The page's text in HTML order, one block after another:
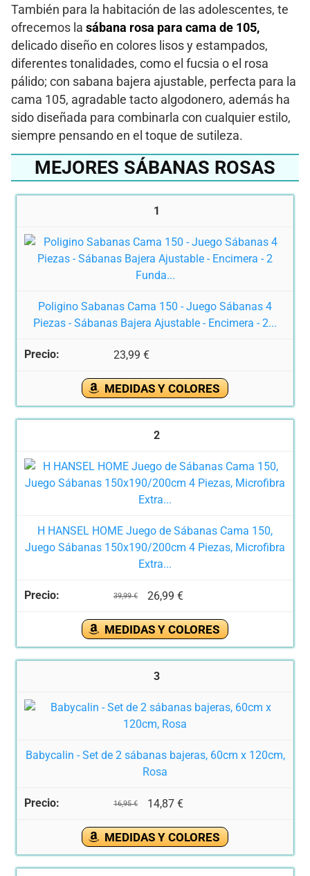
También para la habitación de las adolescentes, te
ofrecemos la sábana rosa para cama de 105,
delicado diseño en colores lisos y estampados,
diferentes tonalidades, como el fucsia o el rosa
pálido; con sabana bajera ajustable, perfecta para la
cama 105, agradable tacto algodonero, además ha
sido diseñada para combinarla con cualquier estilo,
siempre pensando en el toque de sutileza.
MEJORES SÁBANAS ROSAS
1
Poligino Sabanas Cama 150 - Juego Sábanas 4
Piezas - Sábanas Bajera Ajustable - Encimera - 2...
23,99 €
MEDIDAS Y COLORES
2
H HANSEL HOME Juego de Sábanas Cama 150,
Juego Sábanas 150x190/200cm 4 Piezas, Microfibra
Extra...
39,99 € 26,99 €
MEDIDAS Y COLORES
3
Babycalin - Set de 2 sábanas bajeras, 60cm x 120cm,
Rosa
16,95 € 14,87 €
MEDIDAS Y COLORES